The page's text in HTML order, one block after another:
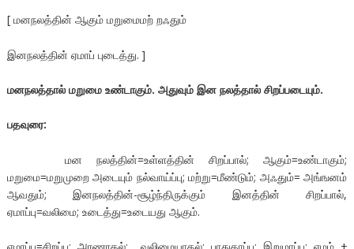
[ மனநலத்தின் ஆகும் மறுமைமற் றஃதும்
இனநலத்தின் ஏமாப் புடைத்து. ]
மனநலத்தால் மறுமை உண்டாகும். அதுவும் இன நலத்தால் சிறப்படையும்.
பதவுரை:
மன நலத்தின்=உள்ளத்தின் சிறப்பால்; ஆகும்=உண்டாகும்;
மறுமை=மறுமுறை அடையும் நல்வாய்ப்பு; மற்று=மீண்டும்; அஃதும்= அங்ஙனம்
ஆவதும்; இனநலத்தின்-சூழ்ந்திருக்கும் இனத்தின் சிறப்பால்,
ஏமாப்பு=வலிமை; உடைத்து=உடையது ஆகும்.